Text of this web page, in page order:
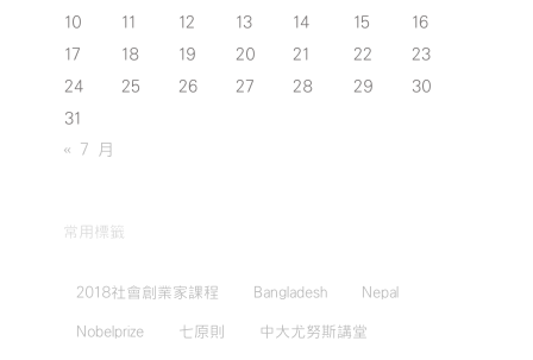
10
11 12 13 14 15
16
17
18 19 20 21 22
23
24
25 26 27 28 29
30
31
« 7 月
常用標籤
2018社會創業家課程 Bangladesh Nepal
Nobelprize 七原則 中大尤努斯講堂